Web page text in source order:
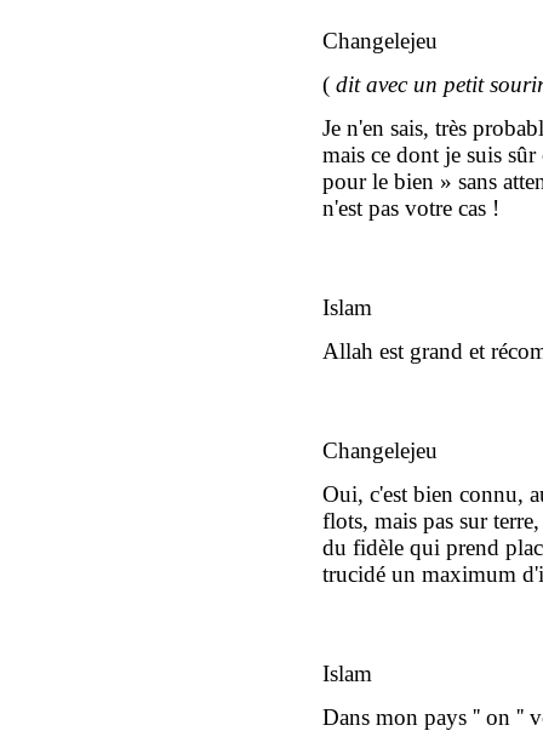
Changelejeu
( dit avec un petit
Je n'en sais, très
mais ce dont je suis
pour le bien » sans
n'est pas votre cas !
Islam
Allah est grand et
Changelejeu
Oui, c'est bien connu,
flots, mais pas sur
du fidèle qui prend
trucidé un maximum
Islam
Dans mon pays '' on ''